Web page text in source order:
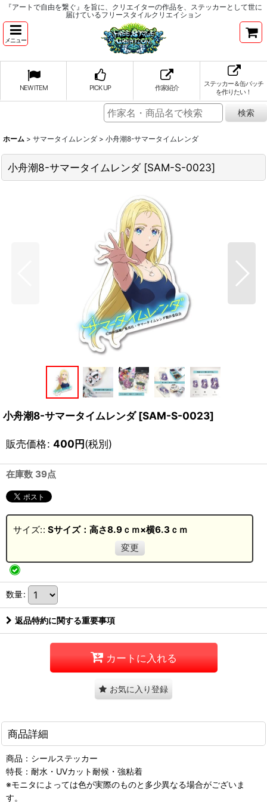
『アートで自由を繋ぐ』を旨に、クリエイターの作品を、ステッカーとして世に
届けているフリースタイルクリエイション
メニュー
NEW ITEM PICK UP 作家紹介
ステッカー＆缶バッチ
を作りたい！
ホーム > サマータイムレンダ > 小舟潮8-サマータイムレンダ
小舟潮8-サマータイムレンダ [SAM-S-0023]
小舟潮8-サマータイムレンダ [SAM-S-0023]
販売価格: 400円(税別)
在庫数 39点
サイズ:: Sサイズ：高さ8.9ｃｍ×横6.3ｃｍ
変更
数量:
返品特約に関する重要事項
カートに入れる
お気に入り登録
商品詳細
商品：シールステッカー
特長：耐水・UVカット耐候・強粘着
※モニタによっては色が実際のものと多少異なる場合がございま
す。